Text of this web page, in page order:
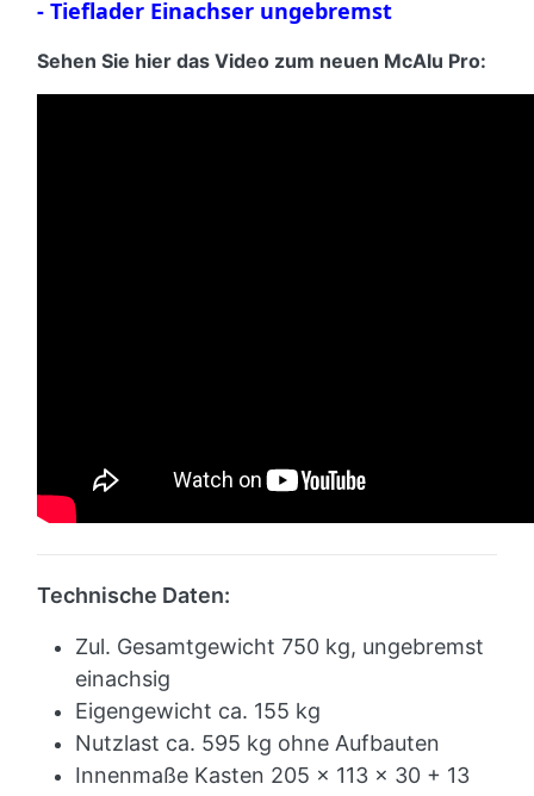
- Tieflader Einachser ungebremst
Sehen Sie hier das Video zum neuen McAlu Pro:
Technische Daten:
Zul. Gesamtgewicht 750 kg, ungebremst
einachsig
Eigengewicht ca. 155 kg
Nutzlast ca. 595 kg ohne Aufbauten
Innenmaße Kasten 205 x 113 x 30 + 13